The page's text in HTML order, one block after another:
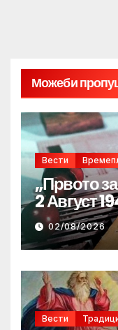
Можеби
Вести
„Првото
2 Август
02/08/2026
Вести